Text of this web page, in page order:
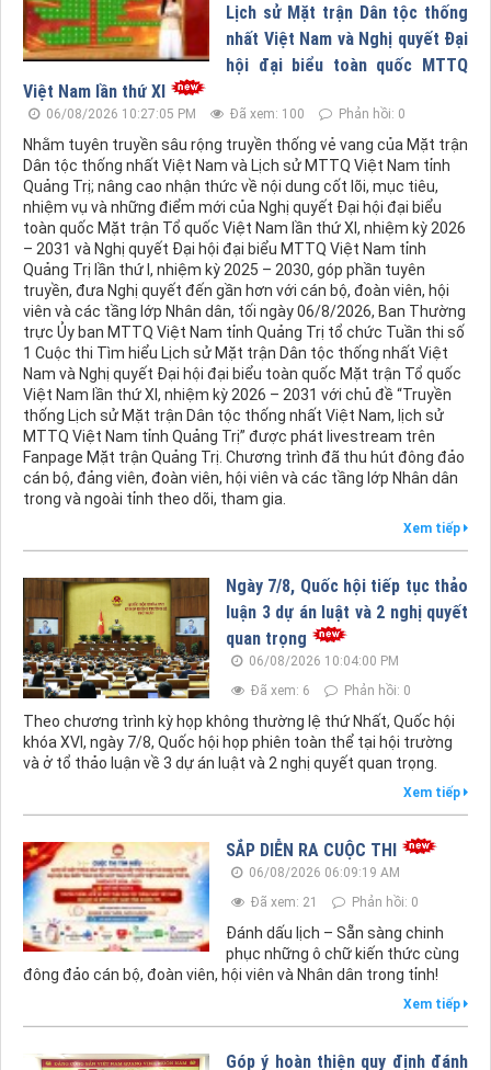
Lịch sử Mặt trận Dân tộc thống
nhất Việt Nam và Nghị quyết Đại
hội đại biểu toàn quốc MTTQ
Việt Nam lần thứ XI
06/08/2026 10:27:05 PM Đã xem: 100 Phản hồi: 0
Nhằm tuyên truyền sâu rộng truyền thống vẻ vang của Mặt trận
Dân tộc thống nhất Việt Nam và Lịch sử MTTQ Việt Nam tỉnh
Quảng Trị; nâng cao nhận thức về nội dung cốt lõi, mục tiêu,
nhiệm vụ và những điểm mới của Nghị quyết Đại hội đại biểu
toàn quốc Mặt trận Tổ quốc Việt Nam lần thứ XI, nhiệm kỳ 2026
– 2031 và Nghị quyết Đại hội đại biểu MTTQ Việt Nam tỉnh
Quảng Trị lần thứ I, nhiệm kỳ 2025 – 2030, góp phần tuyên
truyền, đưa Nghị quyết đến gần hơn với cán bộ, đoàn viên, hội
viên và các tầng lớp Nhân dân, tối ngày 06/8/2026, Ban Thường
trực Ủy ban MTTQ Việt Nam tỉnh Quảng Trị tổ chức Tuần thi số
1 Cuộc thi Tìm hiểu Lịch sử Mặt trận Dân tộc thống nhất Việt
Nam và Nghị quyết Đại hội đại biểu toàn quốc Mặt trận Tổ quốc
Việt Nam lần thứ XI, nhiệm kỳ 2026 – 2031 với chủ đề “Truyền
thống Lịch sử Mặt trận Dân tộc thống nhất Việt Nam, lịch sử
MTTQ Việt Nam tỉnh Quảng Trị” được phát livestream trên
Fanpage Mặt trận Quảng Trị. Chương trình đã thu hút đông đảo
cán bộ, đảng viên, đoàn viên, hội viên và các tầng lớp Nhân dân
trong và ngoài tỉnh theo dõi, tham gia.
Xem tiếp
Ngày 7/8, Quốc hội tiếp tục thảo
luận 3 dự án luật và 2 nghị quyết
quan trọng
06/08/2026 10:04:00 PM
Đã xem: 6
Phản hồi: 0
Theo chương trình kỳ họp không thường lệ thứ Nhất, Quốc hội
khóa XVI, ngày 7/8, Quốc hội họp phiên toàn thể tại hội trường
và ở tổ thảo luận về 3 dự án luật và 2 nghị quyết quan trọng.
Xem tiếp
SẮP DIỄN RA CUỘC THI
06/08/2026 06:09:19 AM
Đã xem: 21
Phản hồi: 0
Đánh dấu lịch – Sẵn sàng chinh
phục những ô chữ kiến thức cùng
đông đảo cán bộ, đoàn viên, hội viên và Nhân dân trong tỉnh!
Xem tiếp
Góp ý hoàn thiện quy định đánh